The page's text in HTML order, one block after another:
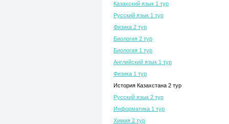
Казахский язык 1 тур
Русский язык 1 тур
Физика 2 тур
Биология 2 тур
Биология 1 тур
Английский язык 1 тур
Физика 1 тур
История Казахстана 2 тур
Русский язык 2 тур
Информатика 1 тур
Химия 2 тур